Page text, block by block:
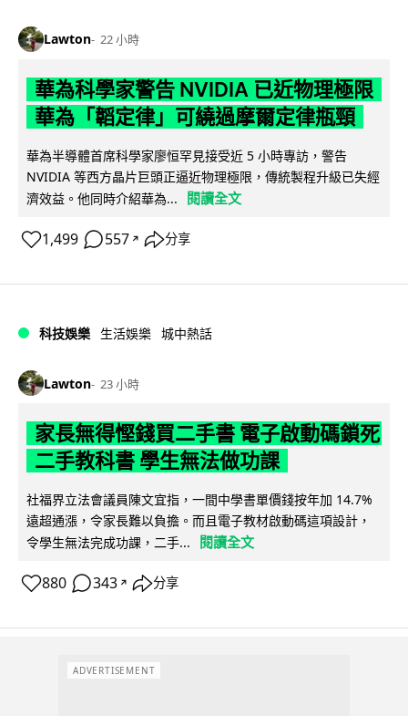
Lawton 22 小時
華為科學家警告 NVIDIA 已近物理極限
華為「韜定律」可繞過摩爾定律瓶頸
華為半導體首席科學家廖恒罕見接受近 5 小時專訪，警告
NVIDIA 等西方晶片巨頭正逼近物理極限，傳統製程升級已失經
濟效益。他同時介紹華為...
閱讀全文
1,499 557 ↗ 分享
科技娛樂 生活娛樂 城中熱話
Lawton 23 小時
家長無得慳錢買二手書 電子啟動碼鎖死
二手教科書 學生無法做功課
社福界立法會議員陳文宜指，一間中學書單價錢按年加 14.7%
遠超通漲，令家長難以負擔。而且電子教材啟動碼這項設計，
令學生無法完成功課，二手...
閱讀全文
880 343 ↗ 分享
ADVERTISEMENT